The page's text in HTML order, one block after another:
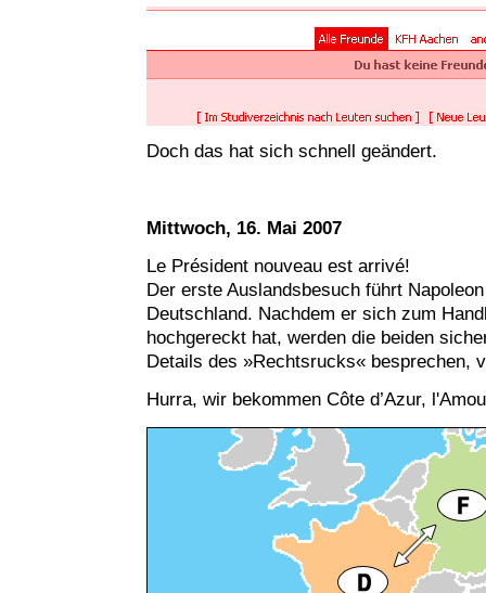
Doch das hat sich schnell geändert.
Mittwoch, 16. Mai 2007
Le Président nouveau est arrivé!
Der erste Auslandsbesuch führt
Deutschland. Nachdem er sich zum
hochgereckt hat, werden die beiden
Details des »Rechtsrucks« besprechen,
Hurra, wir bekommen Côte d’Azur,